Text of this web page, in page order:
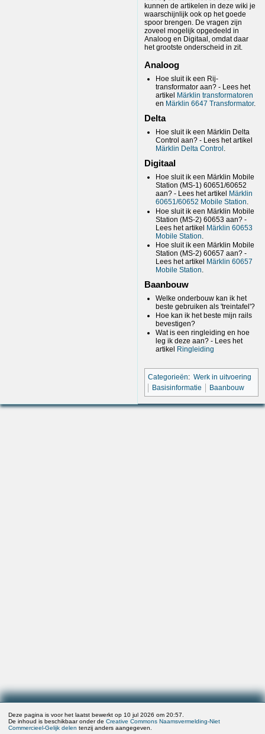
kunnen de artikelen in deze wiki je
waarschijnlijk ook op het goede
spoor brengen. De vragen zijn
zoveel mogelijk opgedeeld in
Analoog en Digitaal, omdat daar
het grootste onderscheid in zit.
Analoog
Hoe sluit ik een Rij-
transformator aan? - Lees het
artikel
Märklin transformatoren
en Märklin 6647 Transformator.
Delta
Hoe sluit ik een Märklin Delta
Control aan? - Lees het artikel
Märklin Delta Control .
Digitaal
Hoe sluit ik een Märklin Mobile
Station (MS-1) 60651/60652
aan? - Lees het artikel
Märklin
60651/60652 Mobile Station.
Hoe sluit ik een Märklin Mobile
Station (MS-2) 60653 aan? -
Lees het artikel Märklin 60653
Mobile Station
Hoe sluit ik een Märklin Mobile
Station (MS-2) 60657 aan? -
Lees het artikel Märklin 60657
Mobile Station
Baanbouw
Welke onderbouw kan ik het
beste gebruiken als 'treintafel'?
Hoe kan ik het beste mijn rails
bevestigen?
Wat is een ringleiding en hoe
leg ik deze aan? - Lees het
artikel
Ringleiding
Categorieën: Werk in uitvoering
Basisinformatie
Baanbouw
Deze pagina is voor het laatst bewerkt op 10 jul 2026 om 20:57.
De inhoud is beschikbaar onder deCreative Commons Naamsvermelding-Niet
Commercieel-Gelijk delen tenzij anders aangegeven.